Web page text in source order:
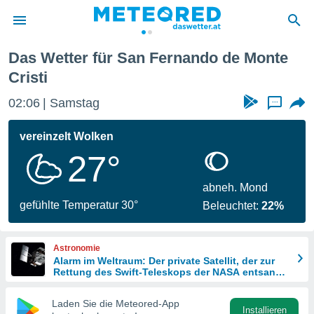
dass
von
diese
die
Das Wetter für San Fernando de Monte
Cristi
02:06 Samstag ...
vereinzelt Wolken
27°
gefühlte Temperatur 30°
abneh. Mond
Beleuchtet:22%
Astronomie
Alarm im Weltraum: Der private Satellit, der zur
Rettung des Swift-Teleskops der NASA entsandt
Laden Sie die Meteored-App
Installieren